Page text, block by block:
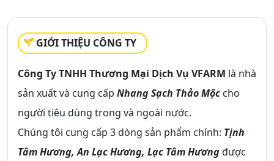
GIỚI THIỆU CÔNG TY
Công Ty TNHH Thương Mại Dịch Vụ VFARM là nhà
sản xuất và cung cấp Nhang Sạch Thảo Mộc cho
người tiêu dùng trong và ngoài nước.
Chúng tôi cung cấp 3 dòng sản phẩm chính: Tịnh
Tâm Hương, An Lạc Hương, Lạc Tâm Hươngđược